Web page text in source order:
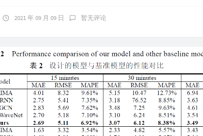
2021 年 09 月 09 日 暂无评论